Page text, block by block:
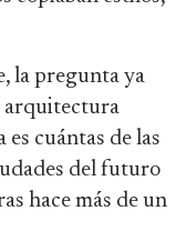
la pregunta ya
arquitectura
cuántas de las
del futuro
hace más de un